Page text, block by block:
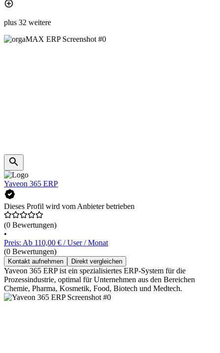
plus 32 weitere
Yaveon 365 ERP
Dieses Profil wird vom Anbieter betrieben
(0 Bewertungen)
•
Preis: Ab 110,00 € / User / Monat
(0 Bewertungen)
Kontakt aufnehmen Direkt vergleichen
Yaveon 365 ERP ist ein spezialisiertes ERP-System für die
Prozessindustrie, optimal für Unternehmen aus den Bereichen
Chemie, Pharma, Kosmetik, Food, Biotech und Medtech.